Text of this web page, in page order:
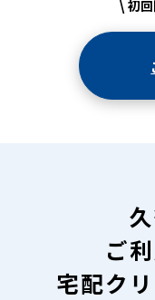
\ 初回
ご
宅配ク